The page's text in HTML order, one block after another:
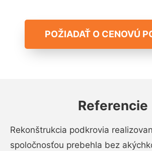
POŽIADAŤ O CENOVÚ
Referencie
Rekonštrukcia podkrovia
spoločnosťou prebehla bez